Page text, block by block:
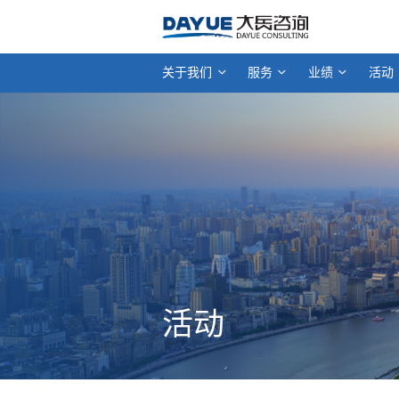
关于我们 服务 业绩 活动
活动